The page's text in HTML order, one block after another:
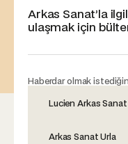
Arkas Sanat’la
ulaşmak için
Haberdar olmak
Lucien Arkas
Arkas Sanat Urla